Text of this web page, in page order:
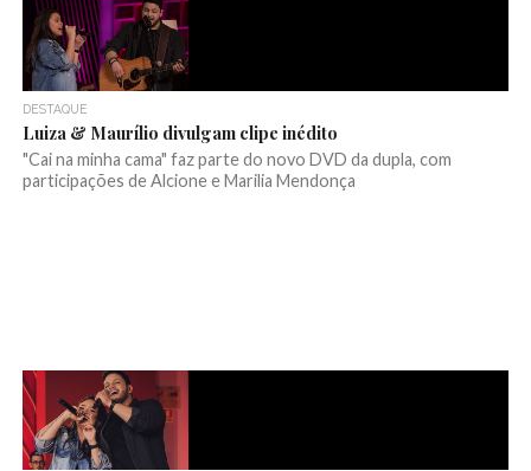
DESTAQUE
Luiza & Maurílio divulgam clipe inédito
"Cai na minha cama" faz parte do novo DVD da dupla, com
participações de Alcione e Marilia Mendonça